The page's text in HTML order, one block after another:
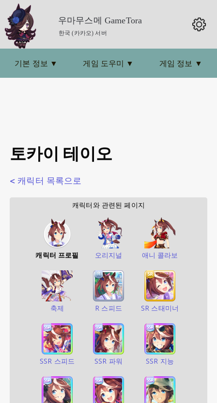
우마무스메 GameTora
한국 (카카오) 서버
기본 정보 ▼ 게임 도우미 ▼ 게임 정보 ▼
토카이 테이오
< 캐릭터 목록으로
        캐릭터와 관련된 페이지
캐릭터 프로필 오리지널 애니 콜라보
축제 R 스피드 SR 스태미너
SSR 스피드 SSR 파워 SSR 지능